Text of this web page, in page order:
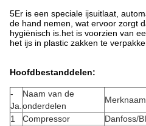
5Er is een speciale ijsuitlaat,
de hand nemen, wat ervoor zorgt
hygiënisch is.het is voorzien van
het ijs in plastic zakken te
Hoofdbestanddelen:
-
Ja.
Naam van de
onderdelen
Merknaam
1
Compressor Danfoss/